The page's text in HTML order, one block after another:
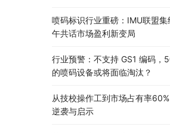
喷码标识行业重磅：IMU联盟
午共话市场盈利新变局
行业预警：不支持 GS1 编码，
的喷码设备或将面临淘汰？
从技校操作工到市场占有率
逆袭与启示